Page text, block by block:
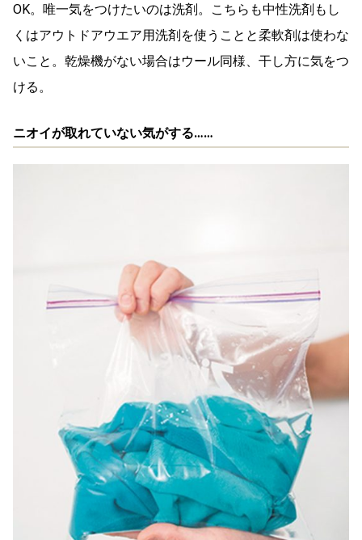
OK。唯一気をつけたいのは洗剤。こちらも中性洗剤もし
くはアウトドアウエア用洗剤を使うことと柔軟剤は使わな
いこと。乾燥機がない場合はウール同様、干し方に気をつ
ける。
ニオイが取れていない気がする……